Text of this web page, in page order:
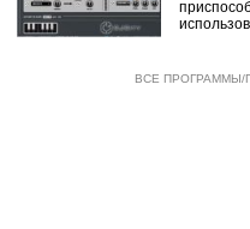
ВСЕ ПРОГРАММЫ/